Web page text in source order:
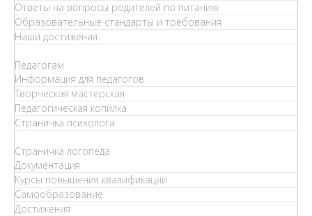
Ответы на вопросы родителей по питанию
Образовательные стандарты и требования
Наши достижения
Педагогам
Информация для педагогов
Творческая мастерская
Педагогическая копилка
Страничка психолога
Страничка логопеда
Документация
Курсы повышения квалификации
Самообразование
Достижения